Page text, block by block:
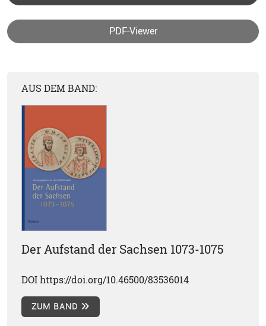
PDF-Viewer
AUS DEM BAND:
Der Aufstand der Sachsen 1073-1075
DOI https://doi.org/10.46500/83536014
ZUM BAND